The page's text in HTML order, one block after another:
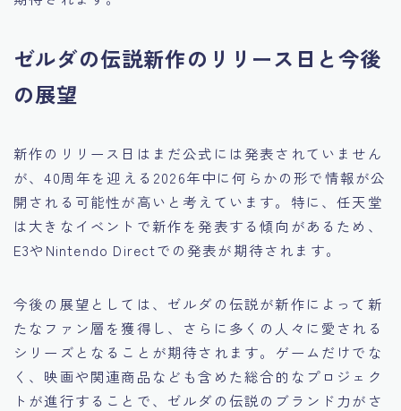
ゼルダの伝説新作のリリース日と今後
の展望
新作のリリース日はまだ公式には発表されていません
が、40周年を迎える2026年中に何らかの形で情報が公
開される可能性が高いと考えています。特に、任天堂
は大きなイベントで新作を発表する傾向があるため、
E3やNintendo Directでの発表が期待されます。
今後の展望としては、ゼルダの伝説が新作によって新
たなファン層を獲得し、さらに多くの人々に愛される
シリーズとなることが期待されます。ゲームだけでな
く、映画や関連商品なども含めた総合的なプロジェク
トが進行することで、ゼルダの伝説のブランド力がさ